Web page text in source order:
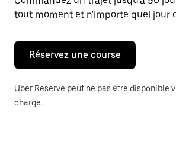
sur
la
Échap
pour
fermer
calendrier.
tout moment et n'importe quel jour
Réservez une course
Uber Reserve peut ne pas être disponible
charge.